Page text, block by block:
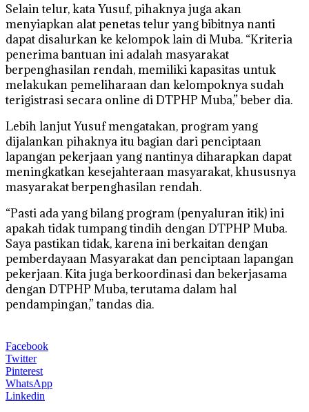
Selain telur, kata Yusuf, pihaknya juga akan
menyiapkan alat penetas telur yang bibitnya nanti
dapat disalurkan ke kelompok lain di Muba. “Kriteria
penerima bantuan ini adalah masyarakat
berpenghasilan rendah, memiliki kapasitas untuk
melakukan pemeliharaan dan kelompoknya sudah
terigistrasi secara online di DTPHP Muba,” beber dia.
Lebih lanjut Yusuf mengatakan, program yang
dijalankan pihaknya itu bagian dari penciptaan
lapangan pekerjaan yang nantinya diharapkan dapat
meningkatkan kesejahteraan masyarakat, khususnya
masyarakat berpenghasilan rendah.
“Pasti ada yang bilang program (penyaluran itik) ini
apakah tidak tumpang tindih dengan DTPHP Muba.
Saya pastikan tidak, karena ini berkaitan dengan
pemberdayaan Masyarakat dan penciptaan lapangan
pekerjaan. Kita juga berkoordinasi dan bekerjasama
dengan DTPHP Muba, terutama dalam hal
pendampingan,” tandas dia.
Facebook
Twitter
Pinterest
WhatsApp
Linkedin